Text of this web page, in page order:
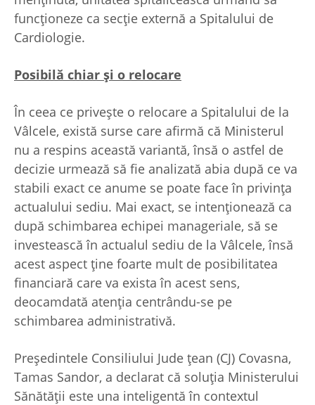
funcţioneze ca secţie externă a Spitalului de
Cardiologie.
Posibilă chiar şi o relocare
În ceea ce priveşte o relocare a Spitalului de la
Vâlcele, există surse care afirmă că Ministerul
nu a respins această variantă, însă o astfel de
decizie urmează să fie analizată abia după ce va
stabili exact ce anume se poate face în privinţa
actualului sediu. Mai exact, se intenţionează ca
după schimbarea echipei manageriale, să se
investească în actualul sediu de la Vâlcele, însă
acest aspect ţine foarte mult de posibilitatea
financiară care va exista în acest sens,
deocamdată atenţia centrându-se pe
schimbarea administrativă.
Preşedintele Consiliului Jude ţean (CJ) Covasna,
Tamas Sandor, a declarat că soluţia Ministerului
Sănătăţii este una inteligentă în contextul